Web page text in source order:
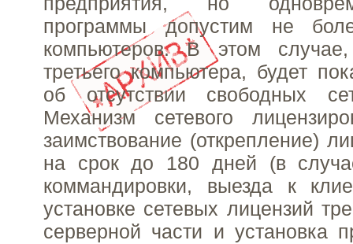
программы допустим не
компьютеров. В этом
третьего компьютера, будет
об отсутствии свободных
Механизм сетевого
заимствование (открепление)
на срок до 180 дней (в
коммандировки, выезда к
установке сетевых лицензий
серверной части и установка